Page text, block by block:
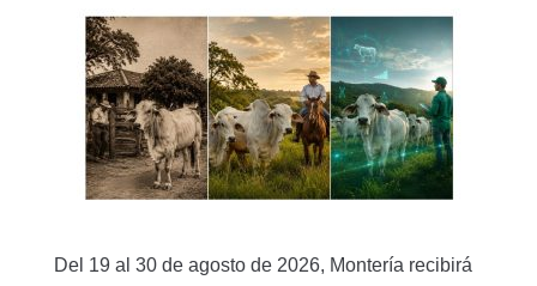
Del 19 al 30 de agosto de 2026, Montería recibirá